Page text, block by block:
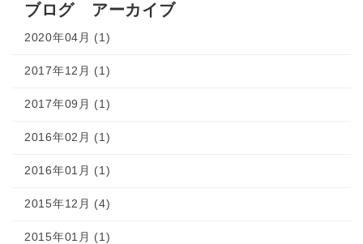
ブログ アーカイブ
2020年04月 (1)
2017年12月 (1)
2017年09月 (1)
2016年02月 (1)
2016年01月 (1)
2015年12月 (4)
2015年01月 (1)